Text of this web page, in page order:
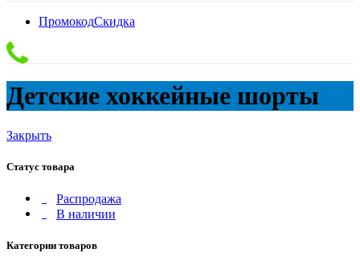
ПромокодСкидка
Детские хоккейные шорты
Закрыть
Статус товара
Распродажа
В наличии
Категории товаров